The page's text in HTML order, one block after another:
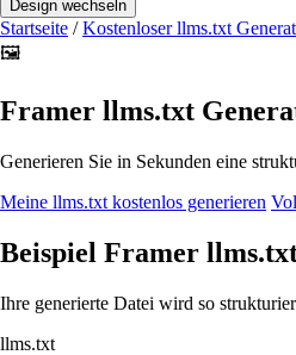
Design wechseln
Startseite / Kostenloser llms.txt
🖼️
Framer llms.txt
Generieren Sie in Sekunden eine
Meine llms.txt kostenlos generieren
Beispiel Framer
Ihre generierte Datei wird so
llms.txt